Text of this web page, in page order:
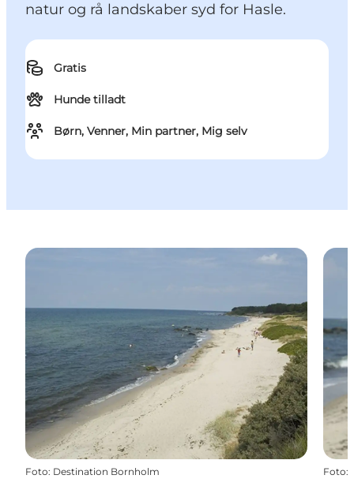
natur og rå landskaber syd for Hasle.
Gratis
Hunde tilladt
Børn, Venner, Min partner, Mig selv
Foto: Destination Bornholm Foto: